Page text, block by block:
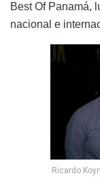
Best Of Panamá,
nacional e
Ricardo